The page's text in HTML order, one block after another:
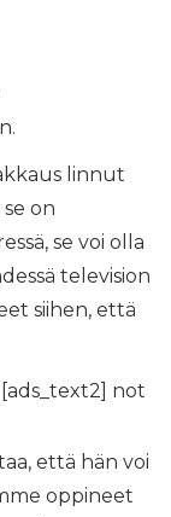
linnut
on
se voi olla
television
siihen, että
not
että hän voi
oppineet